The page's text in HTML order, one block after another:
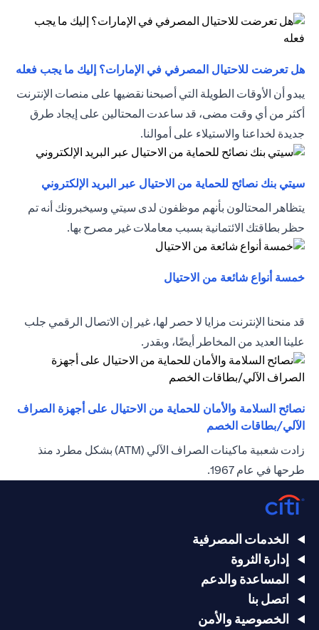
هل تعرضت للاحتيال المصرفي في الإمارات؟ إليك ما يجب فعله
يبدو أن الأوقات الطويلة التي أصبحنا نقضيها على منصات الإنترنت
أكثر من أي وقت مضى، قد ساعدت المحتالين على إيجاد طرق
جديدة لخداعنا والاستيلاء على أموالنا.
سيتي بنك نصائح للحماية من الاحتيال عبر البريد الإلكتروني
يتظاهر المحتالون بأنهم موظفون لدى سيتي وسيخبرونك أنه تم
حظر بطاقتك الائتمانية بسبب معاملات غير مصرح بها.
خمسة أنواع شائعة من الاحتيال
قد منحنا الإنترنت مزايا لا حصر لها، غير إن الاتصال الرقمي جلب
علينا العديد من المخاطر أيضًا، وبقدر.
نصائح السلامة والأمان للحماية من الاحتيال على أجهزة الصراف
الآلي/بطاقات الخصم
زادت شعبية ماكينات الصراف الآلي (ATM) بشكل مطرد منذ
طرحها في عام 1967.
الخدمات المصرفية
إدارة الثروة
المساعدة والدعم
اتصل بنا
الخصوصية والأمن